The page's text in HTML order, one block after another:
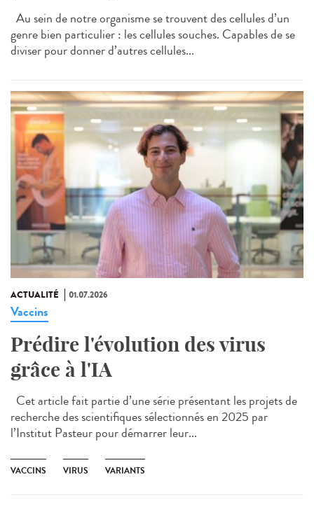
Au sein de notre organisme se trouvent des cellules d’un
genre bien particulier : les cellules souches. Capables de se
diviser pour donner d’autres cellules...
ACTUALITÉ 01.07.2026
Vaccins
Prédire l'évolution des virus
grâce à l'IA
Cet article fait partie d’une série présentant les projets de
recherche des scientifiques sélectionnés en 2025 par
l’Institut Pasteur pour démarrer leur...
VACCINS VIRUS VARIANTS